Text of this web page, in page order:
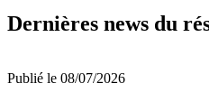
Dernières news du
Publié le 08/07/2026